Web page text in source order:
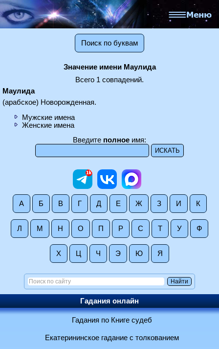
Поиск по буквам
Значение имени Маулида
Всего 1 совпадений.
Маулида
(арабское) Новорожденная.
Мужские имена
Женские имена
Введите полное имя:
А Б В Г Д Е Ж З И К
Л М Н О П Р С Т У Ф
Х Ц Ч Э Ю Я
Гадания онлайн
Гадания по Книге судеб
Екатерининское гадание с толкованием